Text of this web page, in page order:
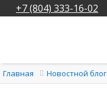
+7 (804) 333-16-02
Главная Новостной блог